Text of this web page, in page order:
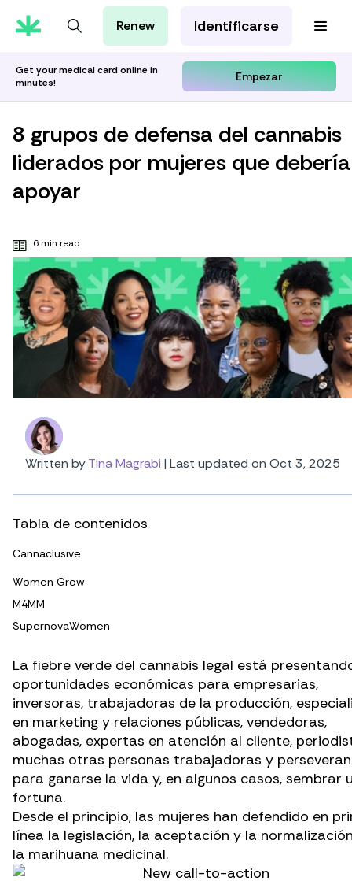
Orientación Cannábica
Aprenda con Leafwell
Renew Identificarse
Get your medical card online in
minutes!
Empezar
8 grupos de defensa del cannabis
liderados por mujeres que debería
apoyar
6 min read
Written byTina Magrabi | Last updated on Oct 3, 2025
Tabla de contenidos
Cannaclusive
Women Grow
M4MM
SupernovaWomen
La fiebre verde del cannabis legal está
oportunidades económicas para empresarias,
inversoras, trabajadoras de la producción,
en marketing y relaciones públicas, vendedoras,
abogadas, expertas en atención al cliente,
muchas otras personas trabajadoras y
para ganarse la vida y, en algunos casos, sembrar
fortuna.
Desde el principio, las mujeres han defendido en
línea la legislación, la aceptación y la
la marihuana medicinal.